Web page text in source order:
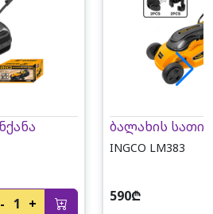
- 1 +
ბალახის
INGCO LM383
590₾